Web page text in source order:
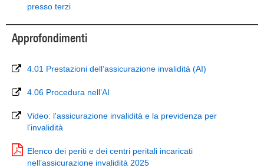
presso terzi
Approfondimenti
4.01 Prestazioni dell’assicurazione invalidità (AI)
4.06 Procedura nell’AI
Video: l'assicurazione invalidità e la previdenza per
l’invalidità
Elenco dei periti e dei centri peritali incaricati
nell’assicurazione invalidità 2025